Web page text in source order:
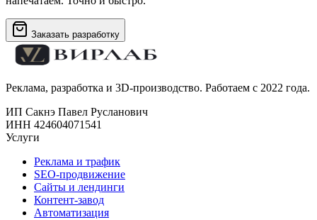
Заказать разработку
Реклама, разработка и 3D-производство. Работаем с 2022 года.
ИП Сакнэ Павел Русланович
ИНН 424604071541
Услуги
Реклама и трафик
SEO-продвижение
Сайты и лендинги
Контент-завод
Автоматизация